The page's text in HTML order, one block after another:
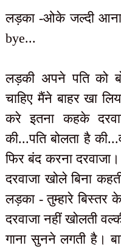
लड़का -ओके जल्दी
bye...
लड़की अपने पति को
चाहिए मैंने बाहर खा
करे इतना कहके
की...पति बोलता है
फिर बंद करना
दरवाजा खोले बिना
लड़का - तुम्हारे बिस्तर
दरवाजा नहीं खोलती
गाना सुनने लगती है।